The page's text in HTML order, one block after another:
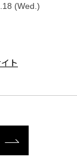
(Wed.)
ト